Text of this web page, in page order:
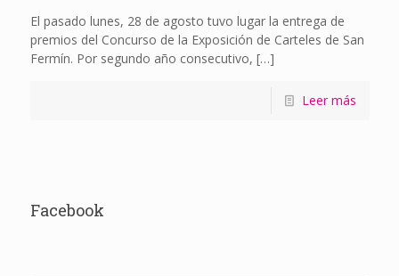
El pasado lunes, 28 de agosto tuvo lugar la entrega de
premios del Concurso de la Exposición de Carteles de San
Fermín. Por segundo año consecutivo, […]
Leer más
Facebook